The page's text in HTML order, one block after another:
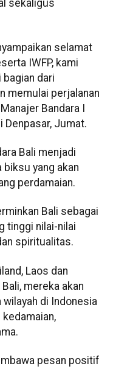
sekaligus
selamat
IWFP, kami
dari
memulai perjalanan
Bandara I
Denpasar, Jumat.
Bali menjadi
biksu yang akan
perdamaian.
Bali sebagai
tinggi nilai-nilai
spiritualitas.
Laos dan
mereka akan
di Indonesia
pesan positif